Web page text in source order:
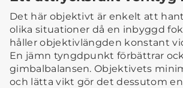
Det här objektivt är enkelt att
olika situationer då en inbyggd
håller objektivlängden konstant
En jämn tyngdpunkt förbättrar
gimbalbalansen. Objektivets
och lätta vikt gör det dessutom